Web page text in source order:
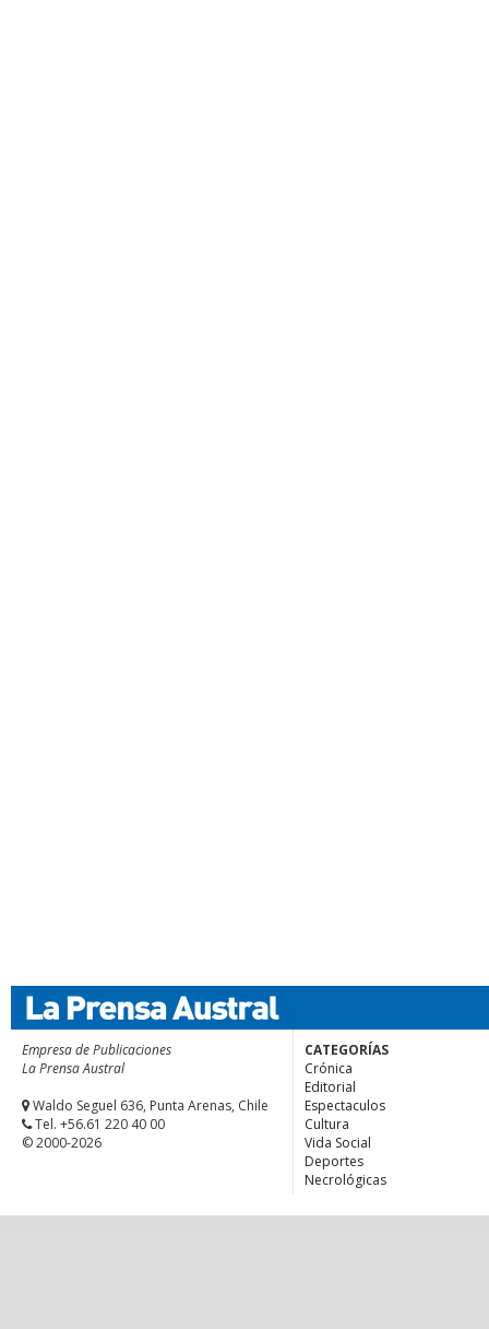
Empresa de Publicaciones
La Prensa Austral
Waldo Seguel 636, Punta Arenas, Chile
Tel. +56.61 220 40 00
© 2000-2026
CATEGORÍAS
Crónica
Editorial
Espectaculos
Cultura
Vida Social
Deportes
Necrológicas